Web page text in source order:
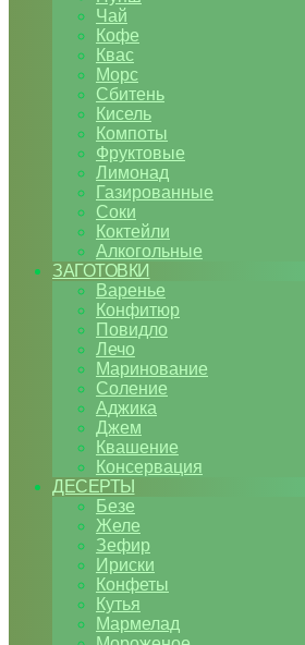
Чай
Кофе
Квас
Морс
Сбитень
Кисель
Компоты
Фруктовые
Лимонад
Газированные
Соки
Коктейли
Алкогольные
ЗАГОТОВКИ
Варенье
Конфитюр
Повидло
Лечо
Маринование
Соление
Аджика
Джем
Квашение
Консервация
ДЕСЕРТЫ
Безе
Желе
Зефир
Ириски
Конфеты
Кутья
Мармелад